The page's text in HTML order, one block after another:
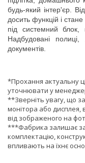
будь-який інтер'єр.
досить функцій і
під системний блок,
Надбудовані
документів.
*Прохання актуальну
уточнювати у
**Зверніть увагу, що
монітора або дисплея,
від зображеного на
***Фабрика залишає
комплектацію,
впливають на їхнє